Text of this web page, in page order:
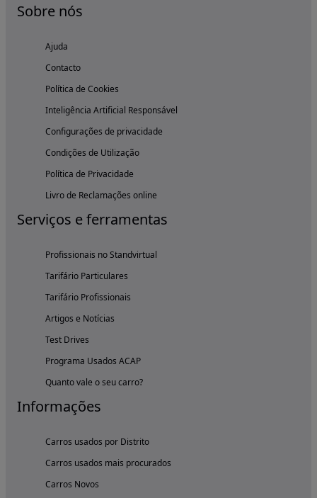
Sobre nós
Ajuda
Contacto
Política de Cookies
Inteligência Artificial Responsável
Configurações de privacidade
Condições de Utilização
Política de Privacidade
Livro de Reclamações online
Serviços e ferramentas
Profissionais no Standvirtual
Tarifário Particulares
Tarifário Profissionais
Artigos e Notícias
Test Drives
Programa Usados ACAP
Quanto vale o seu carro?
Informações
Carros usados por Distrito
Carros usados mais procurados
Carros Novos